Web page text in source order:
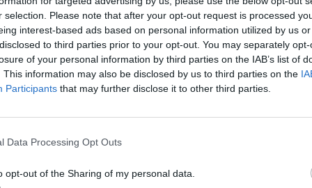
selection. Please note that after your opt-out request is processed
interest-based ads based on personal information utilized by us
to third parties prior to your opt-out. You may separately
of your personal information by third parties on the IAB’s list of
This information may also be disclosed by us to third parties on the
Participants that may further disclose it to other third parties.
Data Processing Opt Outs
opt-out of the Sharing of my personal data.